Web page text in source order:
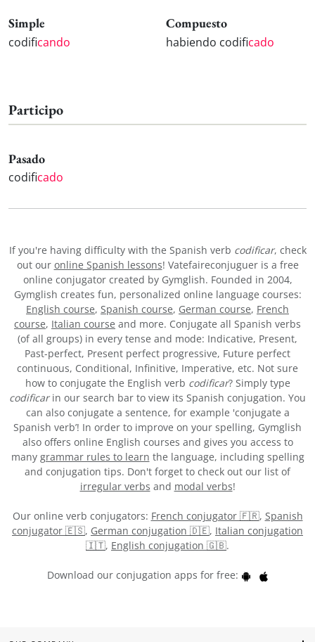
Simple
codificando
Compuesto
habiendo codificado
Participo
Pasado
codificado
If you're having difficulty with the Spanish verb codificar, check
out our online Spanish lessons! Vatefaireconjuguer is a free
online conjugator created by Gymglish. Founded in 2004,
Gymglish creates fun, personalized online language courses:
English course, Spanish course, German course, French
course, Italian course and more. Conjugate all Spanish verbs
(of all groups) in every tense and mode: Indicative, Present,
Past-perfect, Present perfect progressive, Future perfect
continuous, Conditional, Infinitive, Imperative, etc. Not sure
how to conjugate the English verb codificar? Simply type
codificarin our search bar to view its Spanish conjugation. You
can also conjugate a sentence, for example 'conjugate a
Spanish verb’! In order to improve on your spelling, Gymglish
also offers online English courses and gives you access to
many grammar rules to learn the language, including spelling
and conjugation tips. Don't forget to check out our list of
irregular verbs and modal verbs!
Our online verb conjugators: French conjugator 🇫🇷, Spanish
conjugator 🇪🇸, German conjugation 🇩🇪, Italian conjugation
🇮🇹, English conjugation 🇬🇧.
Download our conjugation apps for free: